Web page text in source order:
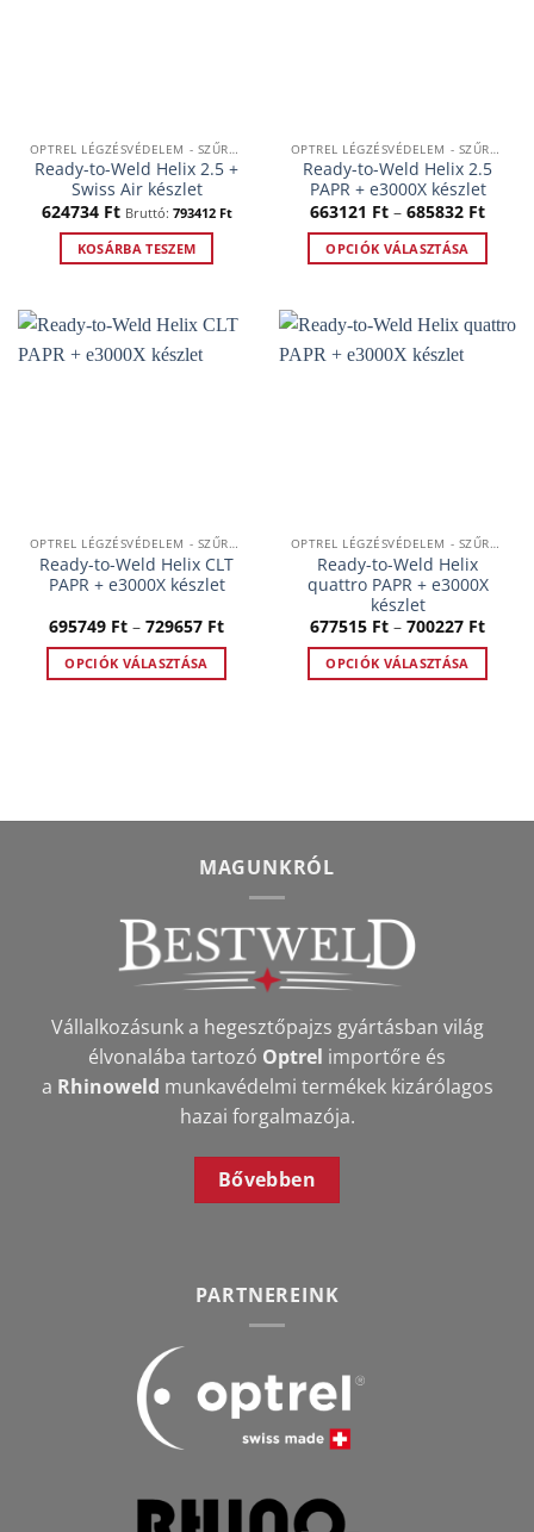
OPTREL LÉGZÉSVÉDELEM - SZŰRTLEVEGŐS RENDSZEREK
Ready-to-Weld Helix 2.5 +
Swiss Air készlet
624734 Ft Bruttó: 793412 Ft
KOSÁRBA TESZEM
OPTREL LÉGZÉSVÉDELEM - SZŰRTLEVEGŐS RENDSZEREK
Ready-to-Weld Helix 2.5
PAPR + e3000X készlet
663121 Ft – 685832 Ft
-
OPCIÓK VÁLASZTÁSA
terméknek
több
ki
OPTREL LÉGZÉSVÉDELEM - SZŰRTLEVEGŐS RENDSZEREK
Ready-to-Weld Helix CLT
PAPR + e3000X készlet
695749 Ft – 729657 FtÁrtartomány:
-
OPCIÓK VÁLASZTÁSA
van.
változatok
termékoldalon
választhatók
ki
OPTREL LÉGZÉSVÉDELEM - SZŰRTLEVEGŐS RENDSZEREK
Ready-to-Weld Helix
quattro PAPR + e3000X
készlet
677515 Ft – 700227 Ft
-
OPCIÓK VÁLASZTÁSA
van.
termékoldalon
választhatók
ki
MAGUNKRÓL
Vállalkozásunk a hegesztőpajzs gyártásban világ
élvonalába tartozó Optrel importőre és
a Rhinoweld munkavédelmi termékek kizárólagos
hazai forgalmazója.
Bővebben
PARTNEREINK